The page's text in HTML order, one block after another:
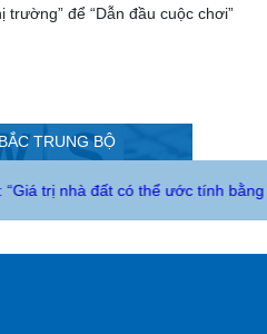
trường” để “Dẫn đầu cuộc chơi”
TRUNG BỘ
có thể ước tính bằng khoảng cách